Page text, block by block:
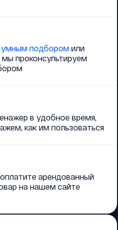
умным подбором или
мы проконсультируем
в удобное время,
как им пользоваться
арендованный
на нашем сайте